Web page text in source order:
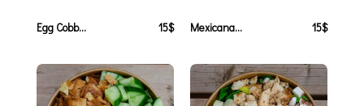
Egg Cobb... 15$ Mexicana... 15$